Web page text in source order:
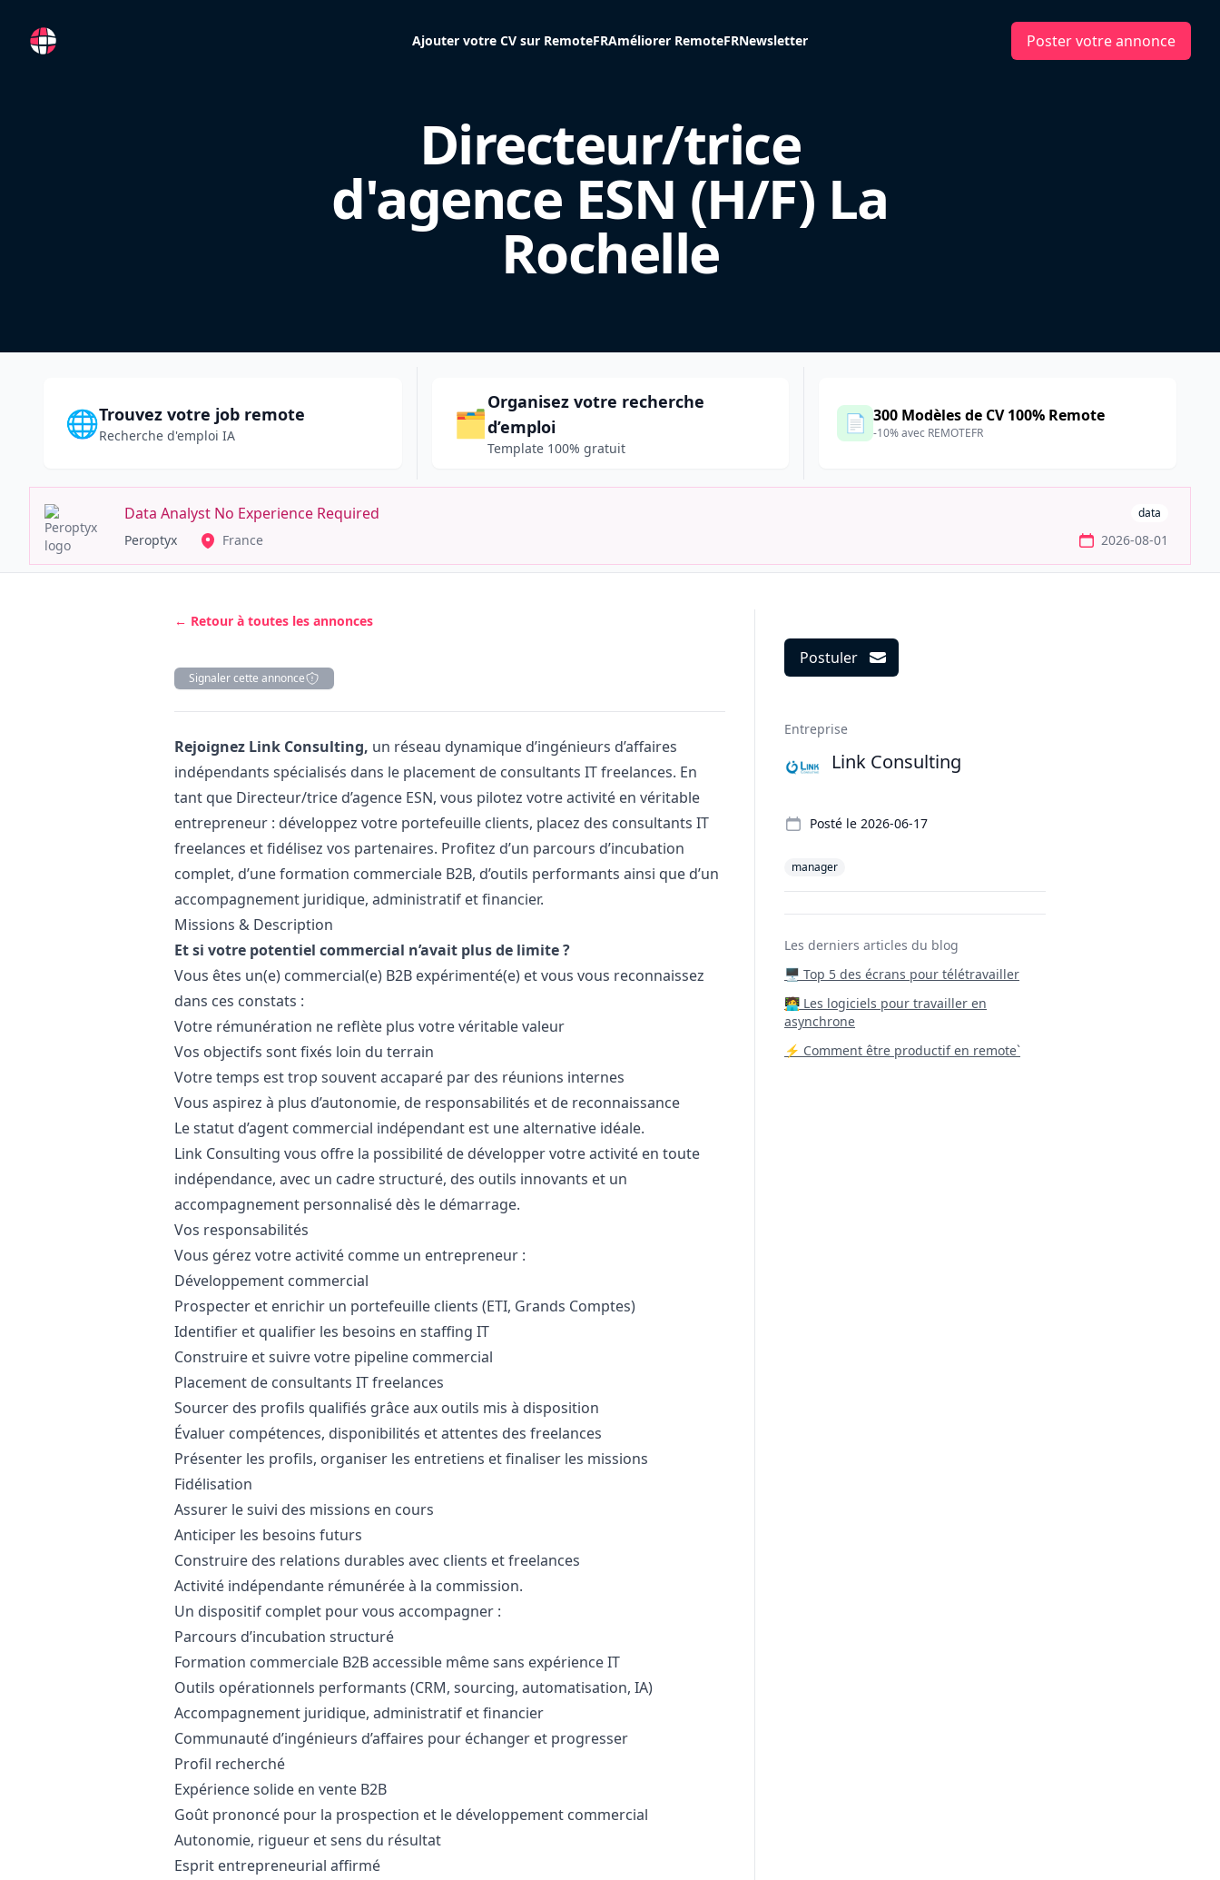
RemoteFR Ajouter votre CV sur RemoteFRAméliorer RemoteFRNewsletter Poster votre annonce
Directeur/trice
d'agence ESN (H/F) La
Rochelle
🌐Trouvez votre job remote
Recherche d'emploi IA 🗂️
Organisez votre recherche
d’emploi
Template 100% gratuit
📄 300 Modèles de CV 100% Remote
-10% avec REMOTEFR
Data Analyst No Experience Required data
Peroptyx France 2026-08-01
← Retour à toutes les annonces
Signaler cette annonce
Description
Rejoignez Link Consulting, un réseau dynamique d’ingénieurs d’affaires
indépendants spécialisés dans le placement de consultants IT freelances. En
tant que Directeur/trice d’agence ESN, vous pilotez votre activité en véritable
entrepreneur : développez votre portefeuille clients, placez des consultants IT
freelances et fidélisez vos partenaires. Profitez d’un parcours d’incubation
complet, d’une formation commerciale B2B, d’outils performants ainsi que d’un
accompagnement juridique, administratif et financier.
Missions & Description
Et si votre potentiel commercial n’avait plus de limite ?
Vous êtes un(e) commercial(e) B2B expérimenté(e) et vous vous reconnaissez
dans ces constats :
Votre rémunération ne reflète plus votre véritable valeur
Vos objectifs sont fixés loin du terrain
Votre temps est trop souvent accaparé par des réunions internes
Vous aspirez à plus d’autonomie, de responsabilités et de reconnaissance
Le statut d’agent commercial indépendant est une alternative idéale.
Link Consulting vous offre la possibilité de développer votre activité en toute
indépendance, avec un cadre structuré, des outils innovants et un
accompagnement personnalisé dès le démarrage.
Vos responsabilités
Vous gérez votre activité comme un entrepreneur :
Développement commercial
Prospecter et enrichir un portefeuille clients (ETI, Grands Comptes)
Identifier et qualifier les besoins en staffing IT
Construire et suivre votre pipeline commercial
Placement de consultants IT freelances
Sourcer des profils qualifiés grâce aux outils mis à disposition
Évaluer compétences, disponibilités et attentes des freelances
Présenter les profils, organiser les entretiens et finaliser les missions
Fidélisation
Assurer le suivi des missions en cours
Anticiper les besoins futurs
Construire des relations durables avec clients et freelances
Activité indépendante rémunérée à la commission.
Un dispositif complet pour vous accompagner :
Parcours d’incubation structuré
Formation commerciale B2B accessible même sans expérience IT
Outils opérationnels performants (CRM, sourcing, automatisation, IA)
Accompagnement juridique, administratif et financier
Communauté d’ingénieurs d’affaires pour échanger et progresser
Profil recherché
Expérience solide en vente B2B
Goût prononcé pour la prospection et le développement commercial
Autonomie, rigueur et sens du résultat
Esprit entrepreneurial affirmé
Postuler
Entreprise
Link Consulting
Posté le 2026-06-17
manager
Les derniers articles du blog
🖥️ Top 5 des écrans pour télétravailler
‍🧑‍💻 Les logiciels pour travailler en
asynchrone
⚡ Comment être productif en remote`